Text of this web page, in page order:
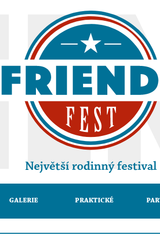
GALERIE PRAKTICKÉ